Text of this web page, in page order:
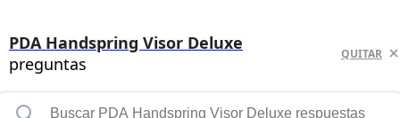
PDA Handspring Visor Deluxe
preguntas
QUITAR